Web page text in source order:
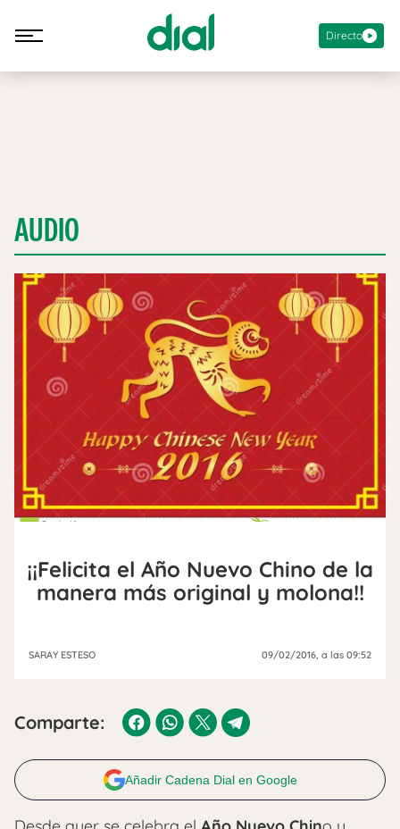
Directo
AUDIO
¡¡Felicita el Año Nuevo Chino de la
manera más original y molona!!
SARAY ESTESO 09/02/2016 , a las 09:52
Comparte:
Añadir Cadena Dial en Google